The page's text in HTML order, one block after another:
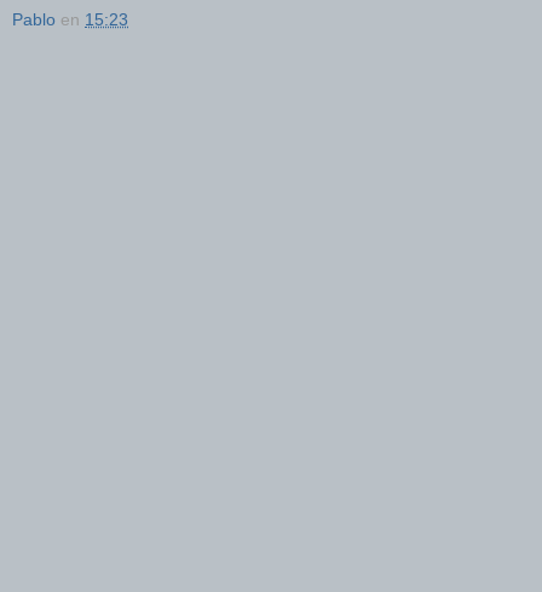
Pablo en 15:23